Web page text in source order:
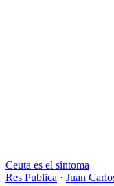
Ceuta es el síntoma
Res Publica · Juan